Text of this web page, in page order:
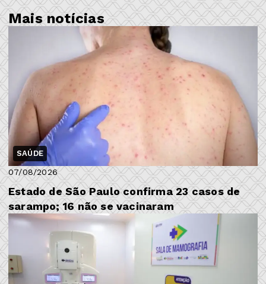
Mais notícias
SAÚDE
07/08/2026
Estado de São Paulo confirma 23 casos de
sarampo; 16 não se vacinaram